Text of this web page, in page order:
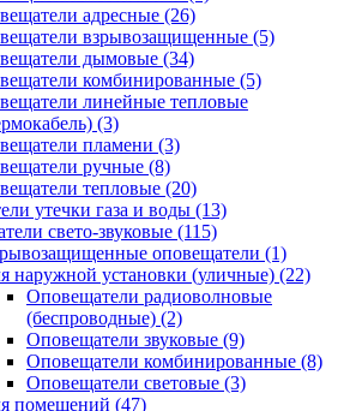
адресные (26)
взрывозащищенные (5)
дымовые (34)
комбинированные (5)
линейные тепловые
(3)
пламени (3)
ручные (8)
тепловые (20)
утечки газа и воды (13)
свето-звуковые (115)
оповещатели (1)
наружной установки (уличные) (22)
Оповещатели радиоволновые
(беспроводные) (2)
Оповещатели звуковые (9)
Оповещатели комбинированные (8)
Оповещатели световые (3)
помещений (47)